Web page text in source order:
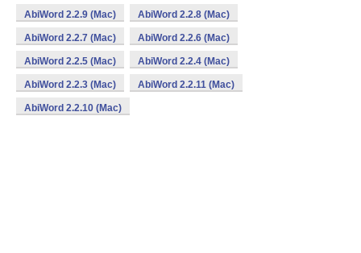
AbiWord 2.2.9 (Mac) AbiWord 2.2.8 (Mac)
AbiWord 2.2.7 (Mac) AbiWord 2.2.6 (Mac)
AbiWord 2.2.5 (Mac) AbiWord 2.2.4 (Mac)
AbiWord 2.2.3 (Mac) AbiWord 2.2.11 (Mac)
AbiWord 2.2.10 (Mac)